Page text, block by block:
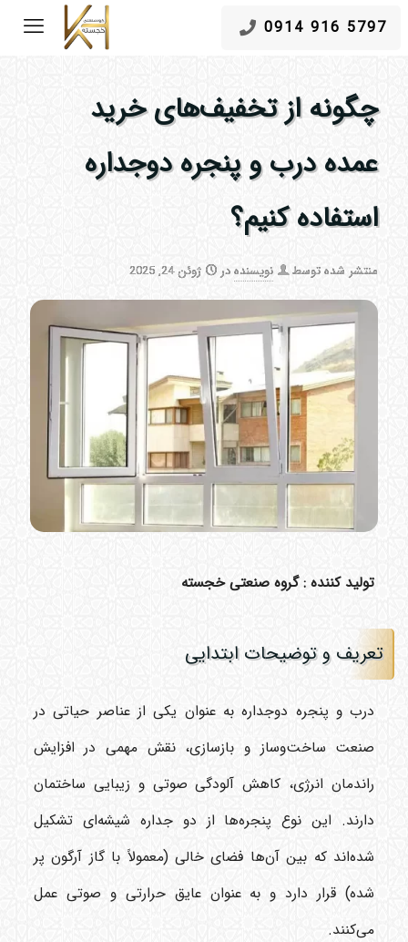
5797 916 0914
چگونه از تخفیف‌های خرید
عمده درب و پنجره دوجداره
استفاده کنیم؟
منتشر شده توسط نویسندهدر ژوئن 24, 2025
تولید کننده : گروه صنعتی خجسته
تعریف و توضیحات ابتدایی
درب و پنجره دوجداره به عنوان یکی از عناصر حیاتی در
صنعت ساخت‌وساز و بازسازی، نقش مهمی در افزایش
راندمان انرژی، کاهش آلودگی صوتی و زیبایی ساختمان
دارند. این نوع پنجره‌ها از دو جداره شیشه‌ای تشکیل
شده‌اند که بین آن‌ها فضای خالی (معمولاً با گاز آرگون پر
شده) قرار دارد و به عنوان عایق حرارتی و صوتی عمل
می‌کنند.